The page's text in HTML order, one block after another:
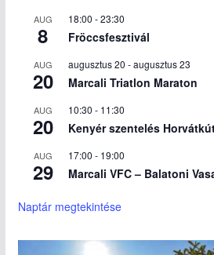
AUG
8
18:00 -23:30
Fröccsfesztivál
AUG
20
augusztus 20 -augusztus 23
Marcali Triatlon Maraton
AUG
20
10:30 - 11:30
Kenyér szentelés
AUG
29
17:00 - 19:00
Marcali VFC – Balatoni
Naptár megtekintése